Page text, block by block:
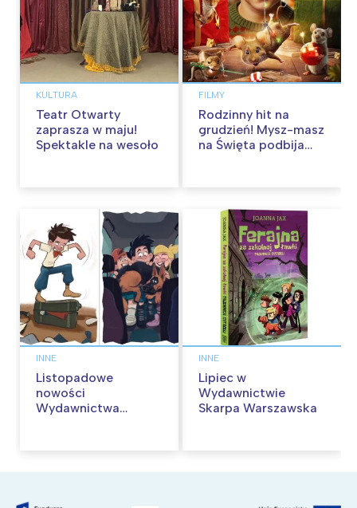
KULTURA
Teatr Otwarty
zaprasza w maju!
Spektakle na wesoło
FILMY
Rodzinny hit na
grudzień! Mysz-masz
na Święta podbija
INNE
Listopadowe
nowości
Wydawnictwa
INNE
Lipiec w
Wydawnictwie
Skarpa Warszawska